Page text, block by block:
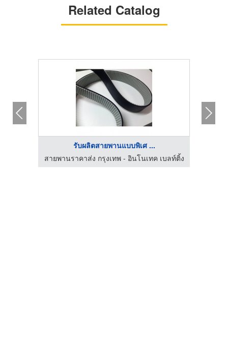
Related Catalog
รับผลิตสายพานแบบพิเศ ...
สายพานราคาส่ง กรุงเทพ - อินโนเทค เบลท์ติ้ง